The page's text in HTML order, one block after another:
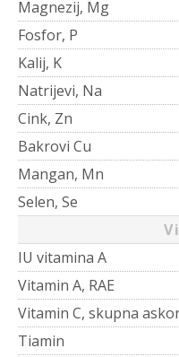
Magnezij, Mg
Fosfor, P
Kalij, K
Natrijevi, Na
Cink, Zn
Bakrovi Cu
Mangan, Mn
Selen, Se
IU vitamina A
Vitamin A, RAE
Vitamin C, skupna
Tiamin